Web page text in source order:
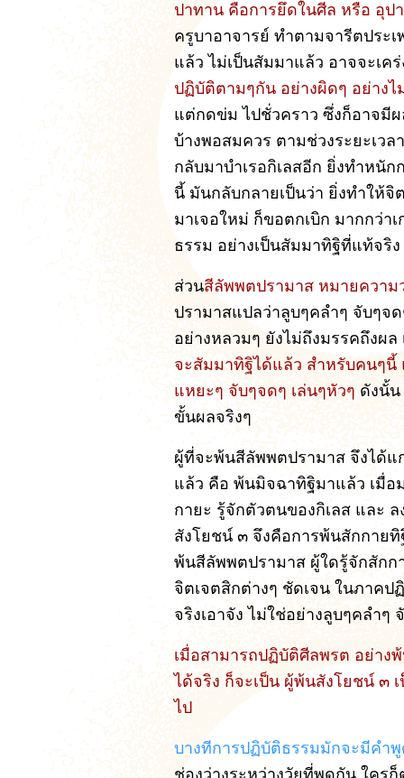
ปาทาน คือการยึดในศีล หรือ อุป
ครูบาอาจารย์ ทำตามจารีตปร
แล้ว ไม่เป็นสัมมาแล้ว อาจจะเ
ปฏิบัติตามๆกัน อย่างผิดๆ อย่าง
แต่กดข่ม ไปชั่วคราว ซึ่งก็อาจมี
บ้างพอสมควร ตามช่วงระยะเว
กลับมาบำเรอกิเลสอีก ยิ่งทำหนัก
นี้ มันกลับกลายเป็นว่า ยิ่งทำให้
มาเจอใหม่ ก็ขอตกเบิก มากกว่า
ธรรม อย่างเป็นสัมมาทิฐิที่แท้จริง
ส่วนสีลัพพตปรามาส หมายควา
ปรามาสแปลว่าลูบๆคลำๆ จับๆจ
อย่างหลวมๆ ยังไม่ถึงมรรคถึงผ
จะสัมมาทิฐิได้แล้ว สำหรับคนๆนี้
แหยะๆ จับๆจดๆ เล่นๆหัวๆ ดังนั้น
ขั้นผลจริงๆ
ผู้ที่จะพ้นสีลัพพตปรามาส จึงได้
แล้ว คือ พ้นมิจฉาทิฐิมาแล้ว เมื่อ
กายะ รู้จักตัวตนของกิเลส และ
สังโยชน์ ๓ จึงคือการพ้นสักกาย
พ้นสีลัพพตปรามาส ผู้ใดรู้จักสักก
จิตเจตสิกต่างๆ ชัดเจน ในภาค
จริงเอาจัง ไม่ใช่อย่างลูบๆคลำๆ
เมื่อสามารถปฏิบัติศีลพรต อย่าง
ได้จริง ก็จะเป็น ผู้พ้นสังโยชน์ ๓
ไป
บางทีการปฏิบัติธรรมมักจะมีคำพู
ช่องว่างระหว่างวัยที่พูดกัน ใคร